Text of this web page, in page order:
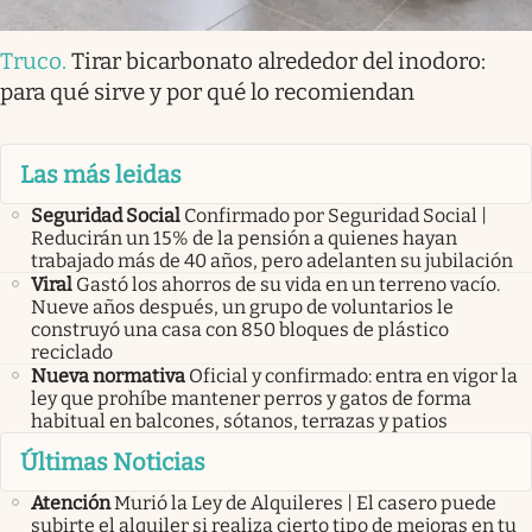
Truco. Tirar bicarbonato alrededor del inodoro:
para qué sirve y por qué lo recomiendan
Las más leidas
Seguridad Social Confirmado por Seguridad Social |
Reducirán un 15% de la pensión a quienes hayan
trabajado más de 40 años, pero adelanten su jubilación
Viral Gastó los ahorros de su vida en un terreno vacío.
Nueve años después, un grupo de voluntarios le
construyó una casa con 850 bloques de plástico
reciclado
Nueva normativa Oficial y confirmado: entra en vigor la
ley que prohíbe mantener perros y gatos de forma
habitual en balcones, sótanos, terrazas y patios
Últimas Noticias
AtenciónMurió la Ley de Alquileres | El casero puede
subirte el alquiler si realiza cierto tipo de mejoras en tu